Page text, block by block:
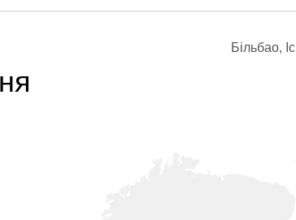
Більбао,